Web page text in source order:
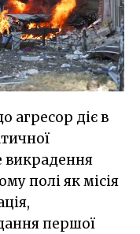
агресор діє в
викрадення
полі як місія
першої